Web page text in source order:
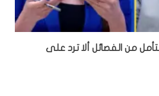
من الفصائل ألا ترد على